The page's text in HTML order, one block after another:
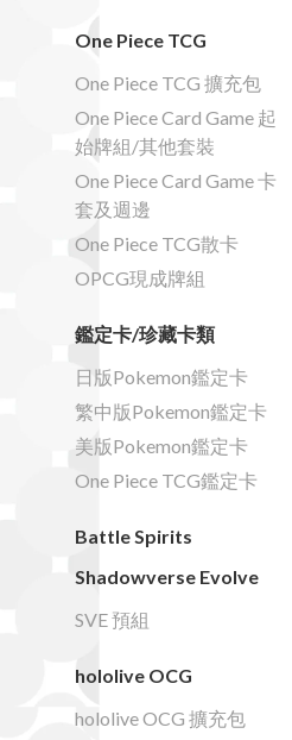
One Piece TCG
One Piece TCG 擴充包
One Piece Card Game 起
始牌組/其他套裝
One Piece Card Game 卡
套及週邊
One Piece TCG散卡
OPCG現成牌組
鑑定卡/珍藏卡類
日版Pokemon鑑定卡
繁中版Pokemon鑑定卡
美版Pokemon鑑定卡
One Piece TCG鑑定卡
Battle Spirits
Shadowverse Evolve
SVE 預組
hololive OCG
hololive OCG 擴充包